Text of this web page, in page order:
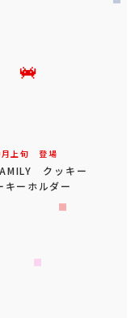
月 上旬 登場
クッキー
キーホルダー